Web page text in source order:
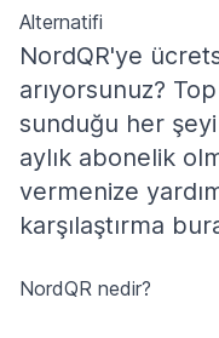
Alternatifi
NordQR'ye
arıyorsunuz?
sunduğu her
aylık abonelik
vermenize
karşılaştırma
NordQR nedir?